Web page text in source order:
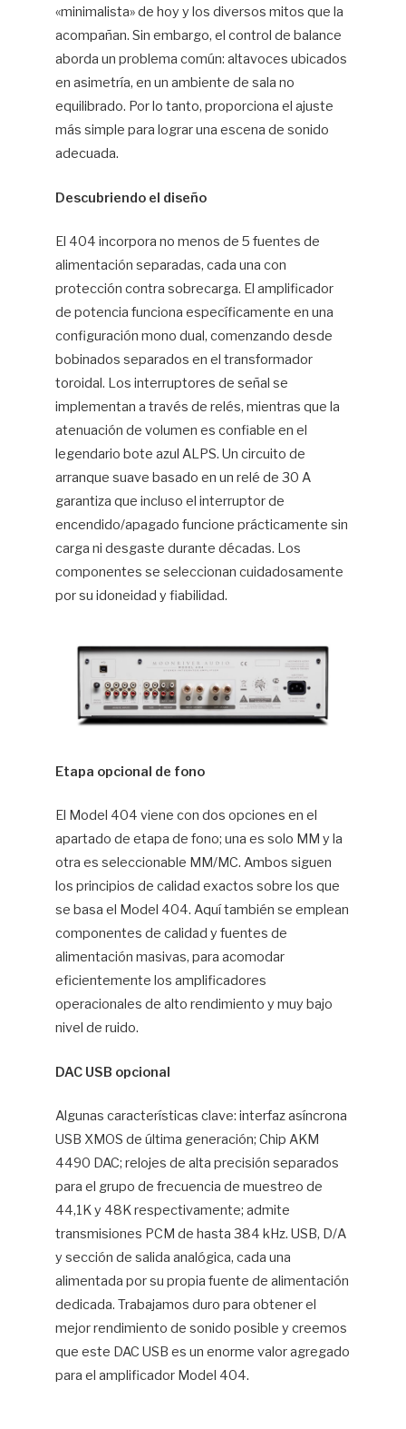
«minimalista» de hoy y los diversos mitos que la
acompañan. Sin embargo, el control de balance
aborda un problema común: altavoces ubicados
en asimetría, en un ambiente de sala no
equilibrado. Por lo tanto, proporciona el ajuste
más simple para lograr una escena de sonido
adecuada.
Descubriendo el diseño
El 404 incorpora no menos de 5 fuentes de
alimentación separadas, cada una con
protección contra sobrecarga. El amplificador
de potencia funciona específicamente en una
configuración mono dual, comenzando desde
bobinados separados en el transformador
toroidal. Los interruptores de señal se
implementan a través de relés, mientras que la
atenuación de volumen es confiable en el
legendario bote azul ALPS. Un circuito de
arranque suave basado en un relé de 30 A
garantiza que incluso el interruptor de
encendido/apagado funcione prácticamente sin
carga ni desgaste durante décadas. Los
componentes se seleccionan cuidadosamente
por su idoneidad y fiabilidad.
Etapa opcional de fono
El Model 404 viene con dos opciones en el
apartado de etapa de fono; una es solo MM y la
otra es seleccionable MM/MC. Ambos siguen
los principios de calidad exactos sobre los que
se basa el Model 404. Aquí también se emplean
componentes de calidad y fuentes de
alimentación masivas, para acomodar
eficientemente los amplificadores
operacionales de alto rendimiento y muy bajo
nivel de ruido.
DAC USB opcional
Algunas características clave: interfaz asíncrona
USB XMOS de última generación; Chip AKM
4490 DAC; relojes de alta precisión separados
para el grupo de frecuencia de muestreo de
44,1K y 48K respectivamente; admite
transmisiones PCM de hasta 384 kHz. USB, D/A
y sección de salida analógica, cada una
alimentada por su propia fuente de alimentación
dedicada. Trabajamos duro para obtener el
mejor rendimiento de sonido posible y creemos
que este DAC USB es un enorme valor agregado
para el amplificador Model 404.